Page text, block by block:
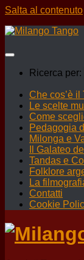
Salta al contenuto
Ricerca per:
Che cos’è il
Le scelte
Come
Pedagogia
Milonga e
Il Galateo
Tandas e
Folklore
La
Contatti
Cookie